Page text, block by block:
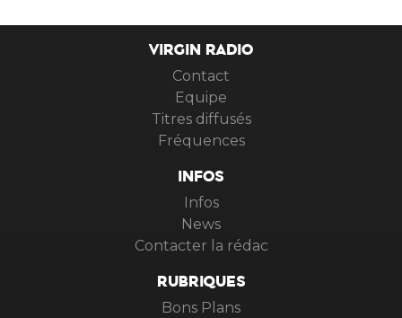
VIRGIN RADIO
Contact
Equipe
Titres diffusés
Fréquences
INFOS
Infos
News
Contacter la rédac
RUBRIQUES
Bons Plans